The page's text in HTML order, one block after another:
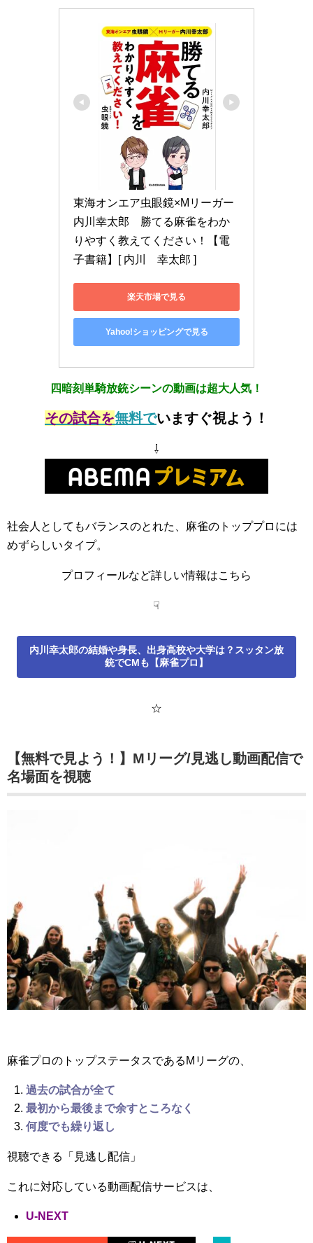
東海オンエア虫眼鏡×Mリーガー
内川幸太郎　勝てる麻雀をわか
りやすく教えてください！【電
子書籍】[ 内川　幸太郎 ]
楽天市場で見る
Yahoo!ショッピングで見る
四暗刻単騎放銃シーンの動画は超大人気！
その試合を無料でいますぐ視よう！
⇩
社会人としてもバランスのとれた、麻雀のトッププロには
めずらしいタイプ。
プロフィールなど詳しい情報はこちら
☟
内川幸太郎の結婚や身長、出身高校や大学は？スッタン放
銃でCMも【麻雀プロ】
☆
【無料で見よう！】Mリーグ/見逃し動画配信で
名場面を視聴
麻雀プロのトップステータスであるMリーグの、
過去の試合が全て
最初から最後まで余すところなく
何度でも繰り返し
視聴できる「見逃し配信」
これに対応している動画配信サービスは、
U-NEXT